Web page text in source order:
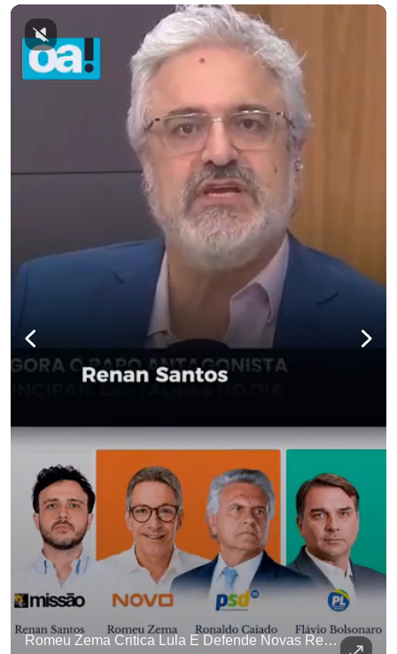
Romeu Zema Critica Lula E Defende Novas Regras Para O STF. #OAntagonista
para não perder nenhuma atualização! Ouça O Antagonista nos principais